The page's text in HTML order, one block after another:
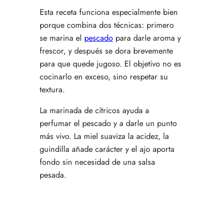
Esta receta funciona especialmente bien
porque combina dos técnicas: primero
se marina el pescado para darle aroma y
frescor, y después se dora brevemente
para que quede jugoso. El objetivo no es
cocinarlo en exceso, sino respetar su
textura.
La marinada de cítricos ayuda a
perfumar el pescado y a darle un punto
más vivo. La miel suaviza la acidez, la
guindilla añade carácter y el ajo aporta
fondo sin necesidad de una salsa
pesada.